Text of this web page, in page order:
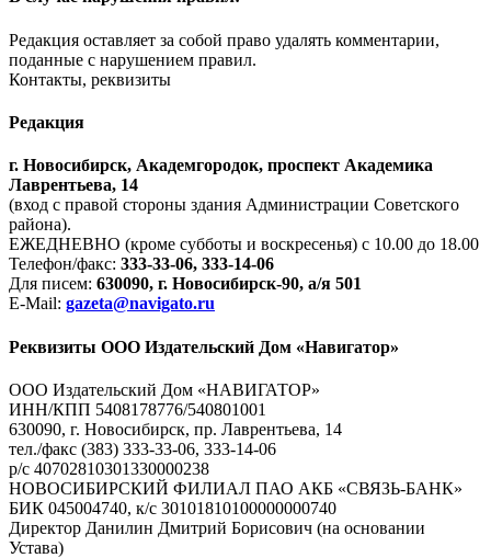
Редакция оставляет за собой право удалять комментарии,
поданные с нарушением правил.
Контакты, реквизиты
Редакция
г. Новосибирск, Академгородок, проспект Академика
Лаврентьева, 14
(вход с правой стороны здания Администрации Советского
района).
ЕЖЕДНЕВНО (кроме субботы и воскресенья) с 10.00 до 18.00
Телефон/факс: 333-33-06, 333-14-06
Для писем: 630090, г. Новосибирск-90, а/я 501
E-Mail: gazeta@navigato.ru
Реквизиты ООО Издательский Дом «Навигатор»
ООО Издательский Дом «НАВИГАТОР»
ИНН/КПП 5408178776/540801001
630090, г. Новосибирск, пр. Лаврентьева, 14
тел./факс (383) 333-33-06, 333-14-06
р/с 40702810301330000238
НОВОСИБИРСКИЙ ФИЛИАЛ ПАО АКБ «СВЯЗЬ-БАНК»
БИК 045004740, к/с 30101810100000000740
Директор Данилин Дмитрий Борисович (на основании
Устава)